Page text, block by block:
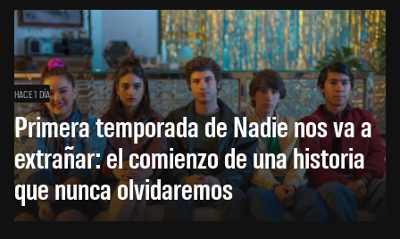
HACE 1 DÍA
Primera temporada de Nadie nos va a
extrañar: el comienzo de una historia
que nunca olvidaremos